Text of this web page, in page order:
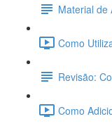
Material de
Como
Revisão:
Como